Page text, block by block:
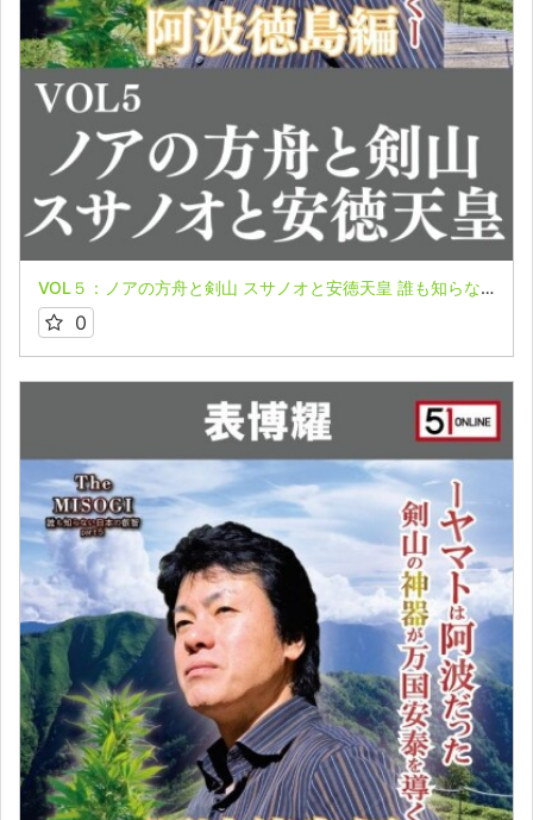
VOL５：ノアの方舟と剣山 スサノオと安徳天皇 誰も知らない日本の叡智オンライン配信part６in阿波徳島編
0